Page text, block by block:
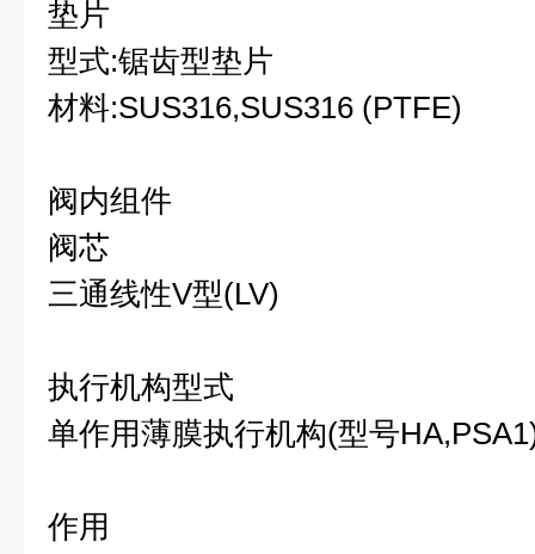
垫片
型式:锯齿型垫片
材料:SUS316,SUS316 (PTFE)
阀内组件
阀芯
三通线性V型(LV)
执行机构型式
单作用薄膜执行机构(型号
作用